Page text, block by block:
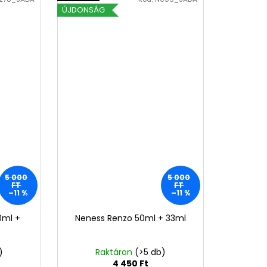
5 000
FT
–11 %
+
ÚJDONSÁG
5 000
FT
–11 %
Neness Renzo 50ml + 33ml
Raktáron (>5 db)
4 450 Ft